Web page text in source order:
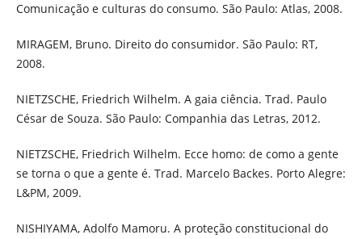
Comunicação e culturas do consumo. São Paulo: Atlas, 2008.
MIRAGEM, Bruno. Direito do consumidor. São Paulo: RT,
2008.
NIETZSCHE, Friedrich Wilhelm. A gaia ciência. Trad. Paulo
César de Souza. São Paulo: Companhia das Letras, 2012.
NIETZSCHE, Friedrich Wilhelm. Ecce homo: de como a gente
se torna o que a gente é. Trad. Marcelo Backes. Porto Alegre:
L&PM, 2009.
NISHIYAMA, Adolfo Mamoru. A proteção constitucional do